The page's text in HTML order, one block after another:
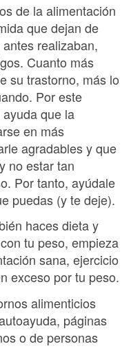
de la alimentación
que dejan de
realizaban,
Cuanto más
su trastorno, más lo
Por este
que la
en más
agradables y que
no estar tan
Por tanto, ayúdale
puedas (y te deje).
haces dieta y
tu peso, empieza
sana, ejercicio
exceso por tu peso.
alimenticios
páginas
o de personas